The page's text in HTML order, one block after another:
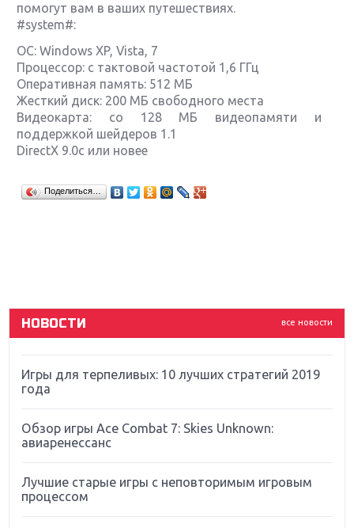
помогут вам в ваших путешествиях.
#system#:
ОС: Windows XP, Vista, 7
Процессор: с тактовой частотой 1,6 ГГц
Оперативная память: 512 МБ
Жесткий диск: 200 МБ свободного места
Видеокарта: со 128 МБ видеопамяти и
поддержкой шейдеров 1.1
DirectX 9.0c или новее
Поделиться…
все новости
НОВОСТИ
Крупнейшие релизы мая: Nintendo, Microsoft и
Sony
Far Cry 5: хвалить нельзя ругать
Игры для терпеливых: 10 лучших стратегий 2019
года
Обзор игры Ace Combat 7: Skies Unknown:
авиаренессанс
Лучшие старые игры с неповторимым игровым
процессом